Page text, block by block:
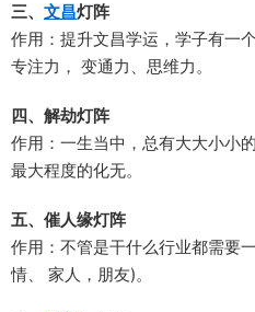
三、 文昌灯阵
作用：提升文昌学运，学子有一
专注力， 变通力、思维力。
四、解劫灯阵
作用：一生当中，总有大大小小
最大程度的化无。
五、催人缘灯阵
作用：不管是干什么行业都需要
情、 家人，朋友)。